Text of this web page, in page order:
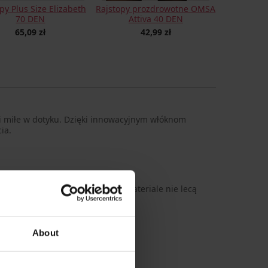
About
Plus Size Elizabeth
70 DEN
65,09 zł
Rajstopy prozdrowotne OMSA
Attiva 40 DEN
42,99 zł
w dotyku. Dzięki innowacyjnym włóknom
oczek / Lycra® Xtra Life – w materiale nie lecą
7